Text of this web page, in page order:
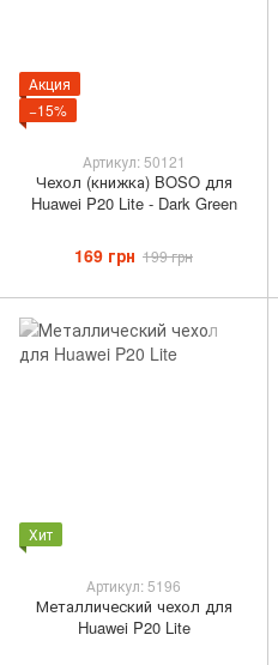
Акция
−15%
Артикул: 50121
Чехол (книжка) BOSO для
Huawei P20 Lite - Dark Green
169 грн 199 грн
Хит
Артикул: 5196
Металлический чехол для
Huawei P20 Lite